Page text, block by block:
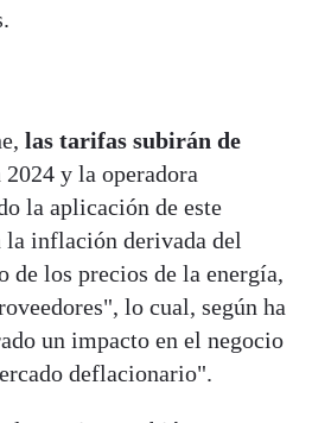
las tarifas subirán de
2024 y la operadora
la aplicación de este
la inflación derivada del
de los precios de la energía,
lo cual, según ha
un impacto en el negocio
deflacionario".